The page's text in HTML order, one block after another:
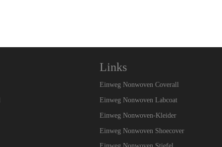
Links
Einweg Nonwoven Coverall
Einweg Nonwoven Labcoat
Einweg Nonwoven-Kleider
Einweg Nonwoven Shoecover